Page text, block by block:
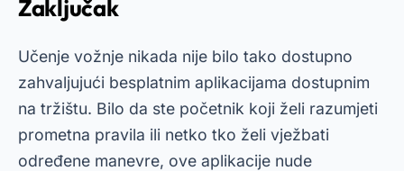
Zaključak
Učenje vožnje nikada nije bilo tako dostupno
zahvaljujući besplatnim aplikacijama dostupnim
na tržištu. Bilo da ste početnik koji želi razumjeti
prometna pravila ili netko tko želi vježbati
određene manevre, ove aplikacije nude